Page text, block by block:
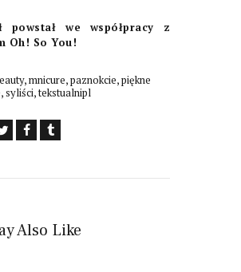
powstał we współpracy z
Oh! So You!
,mnicure,paznokcie,piękne
,syliści,tekstualnipl
Also Like